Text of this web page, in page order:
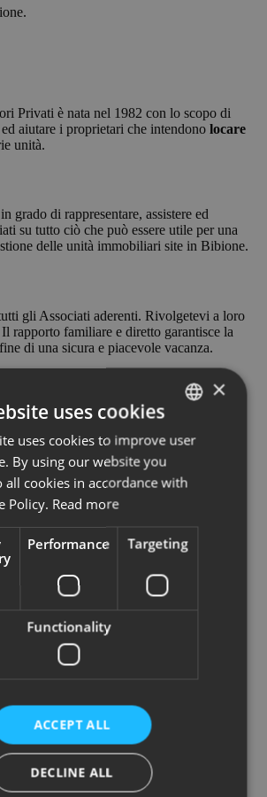
Privati è nata nel 1982 con lo scopo di
ed aiutare i proprietari che intendono locare
unità.
grado di rappresentare, assistere ed
su tutto ciò che può essere utile per una
delle unità immobiliari site in Bibione.
gli Associati aderenti. Rivolgetevi a loro
rapporto familiare e diretto garantisce la
di una sicura e piacevole vacanza.
lieti di potervi fornire ulteriori chiarimenti.
ITALIAN
×
uses cookies
uses cookies to improve user
By using our website you
all cookies in accordance with
Policy. Read more
Performance Targeting
Functionality
ACCEPT ALL
DECLINE ALL